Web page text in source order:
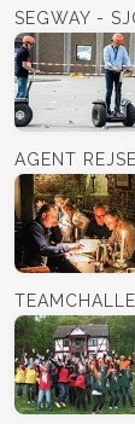
SEGWAY -
AGENT